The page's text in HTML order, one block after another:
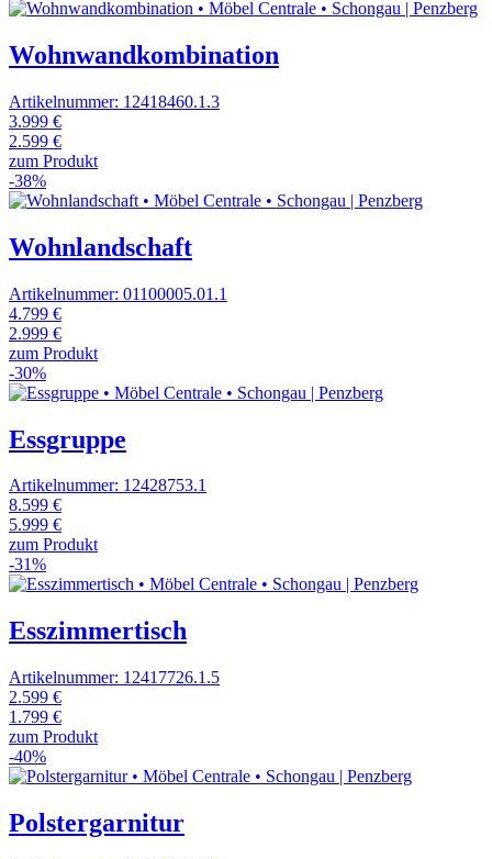
Wohnwandkombination
Artikelnummer: 12418460.1.3
3.999 €
2.599 €
zum Produkt
-38%
Wohnlandschaft
Artikelnummer: 01100005.01.1
4.799 €
2.999 €
zum Produkt
-30%
Essgruppe
Artikelnummer: 12428753.1
8.599 €
5.999 €
zum Produkt
-31%
Esszimmertisch
Artikelnummer: 12417726.1.5
2.599 €
1.799 €
zum Produkt
-40%
Polstergarnitur